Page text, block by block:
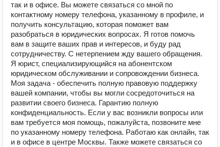
так и в офисе. Вы можете связаться со мной по
контактному номеру телефона, указанному в профиле, и
получить консультацию, которая поможет вам
разобраться в юридических вопросах. Я готов помочь
вам в защите ваших прав и интересов, и буду рад
сотрудничеству. С нетерпением жду вашего обращения.
Я юрист, специализирующийся на абонентском
юридическом обслуживании и сопровождении бизнеса.
Моя задача - обеспечить полную правовую поддержку
вашей компании, чтобы вы могли сосредоточиться на
развитии своего бизнеса. Гарантию полную
конфиденциальность. Если у вас возникли вопросы или
вам требуется моя помощь, пожалуйста, позвоните мне
по указанному номеру телефона. Работаю как онлайн, так
и в офисе в центре Москвы. Также можете связаться со